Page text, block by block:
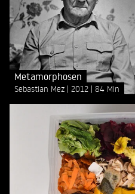
Metamorphosen
Sebastian Mez 2012 84 Min